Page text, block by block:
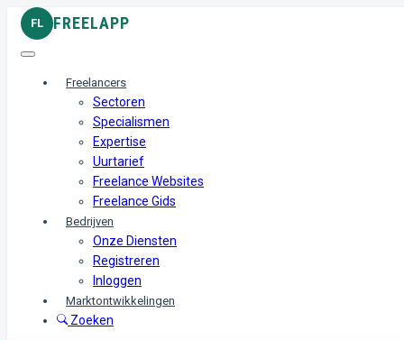
FL FREELAPP
Freelancers
Sectoren
Specialismen
Expertise
Uurtarief
Freelance Websites
Freelance Gids
Bedrijven
Onze Diensten
Registreren
Inloggen
Marktontwikkelingen
Zoeken